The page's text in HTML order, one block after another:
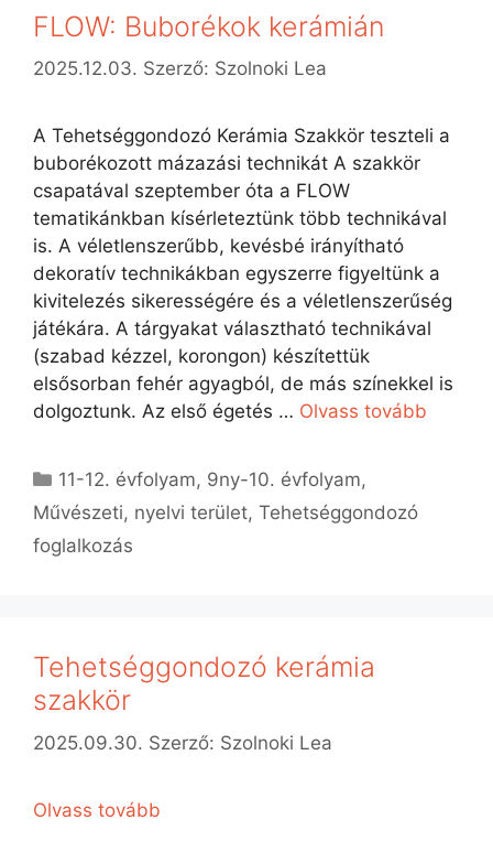
FLOW: Buborékok kerámián
2025.12.03. Szerző: Szolnoki Lea
A Tehetséggondozó Kerámia Szakkör teszteli a
buborékozott mázazási technikát A szakkör
csapatával szeptember óta a FLOW
tematikánkban kísérleteztünk több technikával
is. A véletlenszerűbb, kevésbé irányítható
dekoratív technikákban egyszerre figyeltünk a
kivitelezés sikerességére és a véletlenszerűség
játékára. A tárgyakat választható technikával
(szabad kézzel, korongon) készítettük
elsősorban fehér agyagból, de más színekkel is
dolgoztunk. Az első égetés … Olvass tovább
Kategória
11-12. évfolyam, 9ny-10. évfolyam,
Művészeti, nyelvi terület, Tehetséggondozó
foglalkozás
Tehetséggondozó kerámia
szakkör
2025.09.30. Szerző: Szolnoki Lea
Olvass tovább